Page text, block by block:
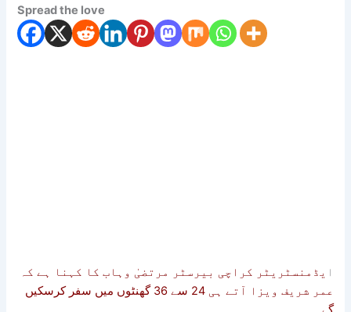
Spread the love
ا یڈمنسٹریٹر کراچی بیرسٹر مرتضیٰ وہاب کا کہنا ہے کہ
عمر شریف ویزا آتے ہی 24 سے 36 گھنٹوں میں سفر کرسکیں